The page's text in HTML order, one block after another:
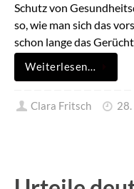
Schutz von
so, wie man sich das
schon lange das
Weiterlesen…
Clara Fritsch